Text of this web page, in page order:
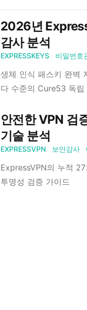
2026년
감사 분석
EXPRESSKEYS 비밀번호
생체 인식 패스키 완벽
다 수준의 Cure53 독
안전한 VPN 검
기술 분석
EXPRESSVPN 보안감사
ExpressVPN의 누적
투명성 검증 가이드